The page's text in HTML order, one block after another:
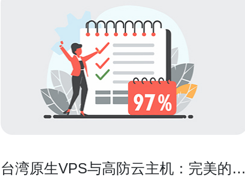
台湾原生VPS与高防云主机：完美的选